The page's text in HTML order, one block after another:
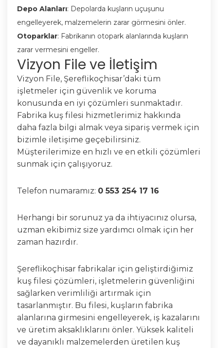
Depo Alanları: Depolarda kuşların uçuşunu
engelleyerek, malzemelerin zarar görmesini önler.
Otoparklar: Fabrikanın otopark alanlarında kuşların
zarar vermesini engeller.
Vizyon File ve İletişim
Vizyon File, Şereflikoçhisar’daki tüm
işletmeler için güvenlik ve koruma
konusunda en iyi çözümleri sunmaktadır.
Fabrika kuş filesi hizmetlerimiz hakkında
daha fazla bilgi almak veya sipariş vermek için
bizimle iletişime geçebilirsiniz.
Müşterilerimize en hızlı ve en etkili çözümleri
sunmak için çalışıyoruz.
Telefon numaramız: 0 553 254 17 16
Herhangi bir sorunuz ya da ihtiyacınız olursa,
uzman ekibimiz size yardımcı olmak için her
zaman hazırdır.
Şereflikoçhisar fabrikalar için geliştirdiğimiz
kuş filesi çözümleri, işletmelerin güvenliğini
sağlarken verimliliği artırmak için
tasarlanmıştır. Bu filesi, kuşların fabrika
alanlarına girmesini engelleyerek, iş kazalarını
ve üretim aksaklıklarını önler. Yüksek kaliteli
ve dayanıklı malzemelerden üretilen kuş